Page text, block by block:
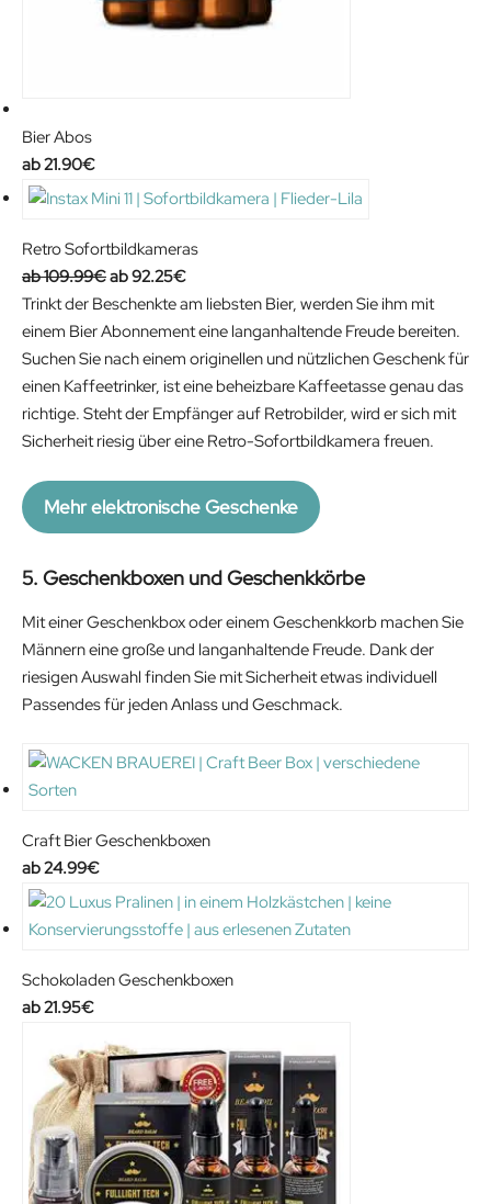
Bier Abos
21.90€
Retro Sofortbildkameras
109.99€O
r
i
g
i
n
a
p
c
w
a
s
:
0
9
€
.
92.25€C
u
r
r
e
n
t
e
s
:
9
2
2
.
Trinkt der Beschenkte am liebsten Bier, werden Sie ihm mit
einem Bier Abonnement eine langanhaltende Freude bereiten.
Suchen Sie nach einem originellen und nützlichen Geschenk für
einen Kaffeetrinker, ist eine beheizbare Kaffeetasse genau das
richtige. Steht der Empfänger auf Retrobilder, wird er sich mit
Sicherheit riesig über eine Retro-Sofortbildkamera freuen.
Mehr elektronische Geschenke
5. Geschenkboxen und Geschenkkörbe
Mit einer Geschenkbox oder einem Geschenkkorb machen Sie
Männern eine große und langanhaltende Freude. Dank der
riesigen Auswahl finden Sie mit Sicherheit etwas individuell
Passendes für jeden Anlass und Geschmack.
Craft Bier Geschenkboxen
24.99€
Schokoladen Geschenkboxen
21.95€